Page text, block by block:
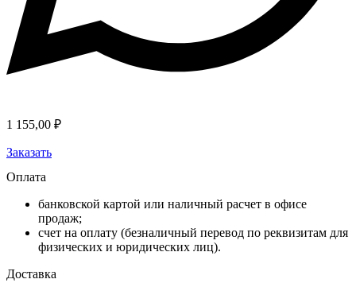
1 155,00 ₽
Заказать
Оплата
банковской картой или наличный расчет в офисе
продаж;
счет на оплату (безналичный перевод по реквизитам для
физических и юридических лиц).
Доставка